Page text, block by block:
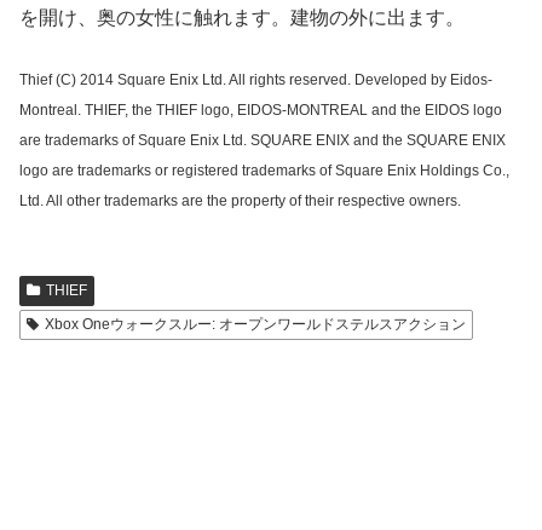
を開け、奥の女性に触れます。建物の外に出ます。
Thief (C) 2014 Square Enix Ltd. All rights reserved. Developed by Eidos-
Montreal. THIEF, the THIEF logo, EIDOS-MONTREAL and the EIDOS logo
are trademarks of Square Enix Ltd. SQUARE ENIX and the SQUARE ENIX
logo are trademarks or registered trademarks of Square Enix Holdings Co.,
Ltd. All other trademarks are the property of their respective owners.
THIEF
Xbox Oneウォークスルー: オープンワールドステルスアクション